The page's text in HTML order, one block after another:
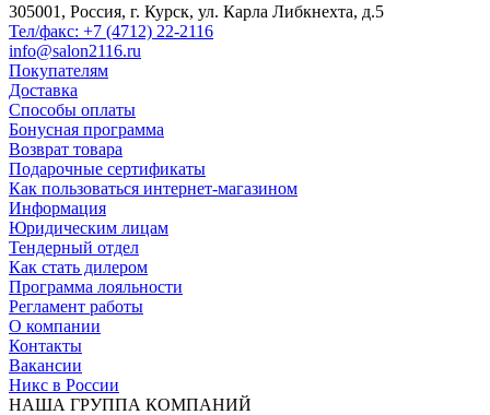
305001, Россия, г. Курск, ул. Карла Либкнехта, д.5
Тел/факс: +7 (4712) 22-2116
info@salon2116.ru
Покупателям
Доставка
Способы оплаты
Бонусная программа
Возврат товара
Подарочные сертификаты
Как пользоваться интернет-магазином
Информация
Юридическим лицам
Тендерный отдел
Как стать дилером
Программа лояльности
Регламент работы
О компании
Контакты
Вакансии
Никс в России
НАША ГРУППА КОМПАНИЙ